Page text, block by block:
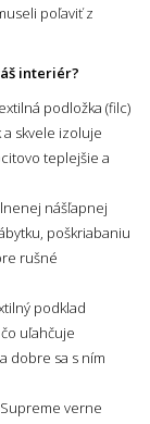
poľaviť z
interiér?
podložka (filc)
skvele izoluje
teplejšie a
nášľapnej
poškriabaniu
rušné
podklad
uľahčuje
dobre sa s ním
verne